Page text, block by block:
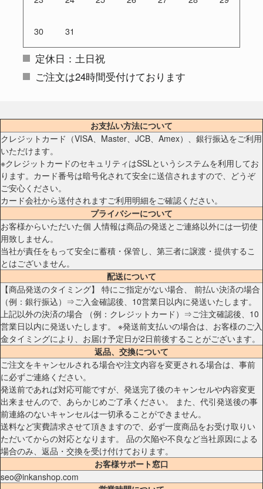
30 31
定休日：土日祝
ご注文は24時間受付けております
お支払い方法について
クレジットカード（VISA、Master、JCB、Amex）、銀行振込をご利用
いただけます。
※クレジットカードのセキュリティはSSLというシステムを利用してお
ります。カード番号は暗号化されて安全に送信されますので、どうぞ
ご安心ください。
カード会社から送付されますご利用明細をご確認ください。
プライバシーについて
お客様からいただいた個 人情報は商品の発送とご連絡以外には一切使
用致しません。
当社が責任をもって安全に蓄積・保管し、第三者に譲渡・提供するこ
とはございません。
配送について
【商品発送のタイミング】 特にご指定がない場合、 前払い決済の場合
（例：銀行振込）⇒ご入金確認後、10営業日以内に発送いたします。
上記以外の決済の場合 （例：クレジットカード）⇒ご注文確認後、10
営業日以内に発送いたします。 ※発送前支払いの場合は、お客様のご入
金タイミングにより、お届け予定日が2日前後することがございます。
返品、交換について
ご注文をキャンセルされる場合や注文内容を変更される場合は、事前
に必ずご連絡ください。
発送前であれば対応可能ですが、発送完了後のキャンセルや内容変更
出来ませんので、あらかじめご了承ください。 また、代引発送後の事
前連絡のないキャンセルは一切承ることができません。
送料など実費請求させて頂きますので、必ず一度商品をお受け取りい
ただいてからの対応となります。 品の欠陥や不良など当社原因による
場合のみ、返品・交換を受け付けております。
お客様サポート窓口
seo@inkanshop.com